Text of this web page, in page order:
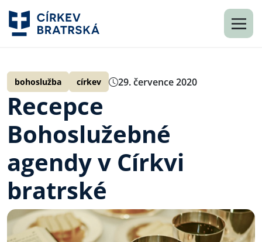
bohoslužba církev 29. července 2020
Recepce
Bohoslužebné
agendy v Církvi
bratrské